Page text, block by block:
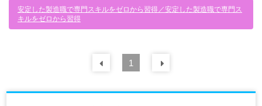
安定した製造職で専門スキルをゼロから習得／安定した製造職で専門ス
キルをゼロから習得
前の 件
1